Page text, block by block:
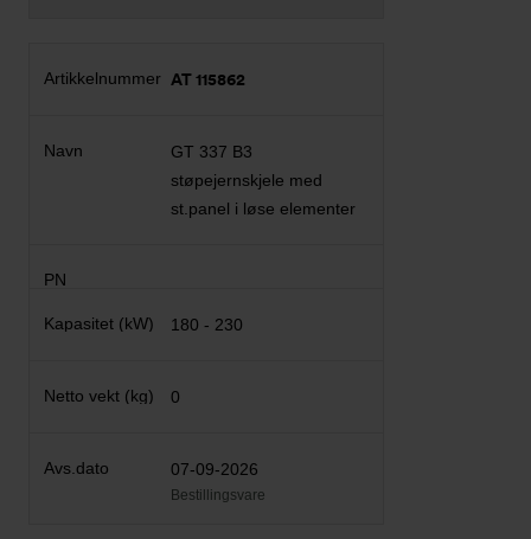
AT 115862
GT 337 B3
støpejernskjele med
st.panel i løse elementer
180 - 230
0
07-09-2026
Bestillingsvare